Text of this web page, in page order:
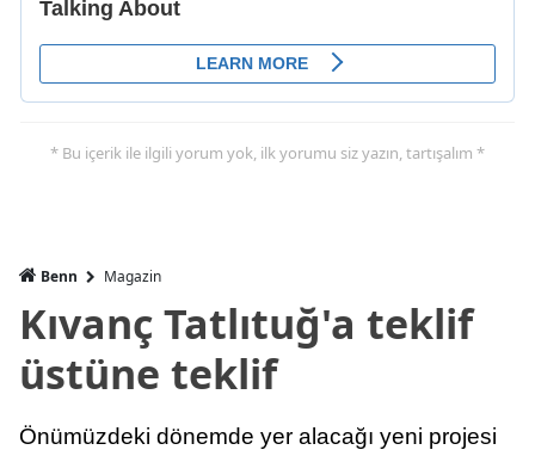
* Bu içerik ile ilgili yorum yok, ilk yorumu siz yazın, tartışalım *
Benn Magazin
Kıvanç Tatlıtuğ'a teklif
üstüne teklif
Önümüzdeki dönemde yer alacağı yeni projesi